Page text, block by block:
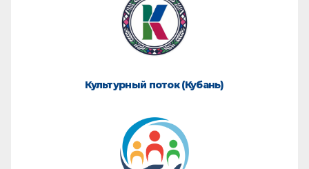
Культурный поток (Кубань)